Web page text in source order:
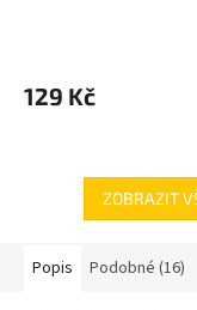
129 Kč
ZOBRAZIT
Popis Podobné (16)